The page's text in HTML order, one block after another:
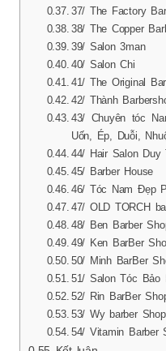
37/ The Factory
38/ The Copper
39/ Salon 3man
40/ Salon Chi
41/ The Original
42/ Thành
43/ Chuyên tóc
Uốn, Ép, Duỗi,
44/ Hair Salon Duy
45/ Barber House
46/ Tóc Nam Đẹp
47/ OLD TORCH
48/ Ben Barber
49/ Ken BarBer
50/ Minh BarBer
51/ Salon Tóc Bảo
52/ Rin BarBer
53/ Wy barber Shop
54/ Vitamin Barber